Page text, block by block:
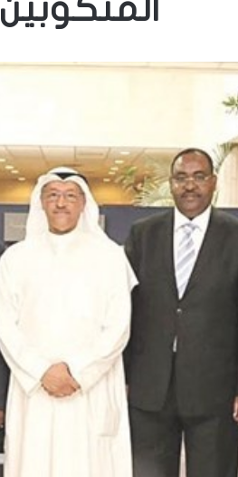
المنكوبين